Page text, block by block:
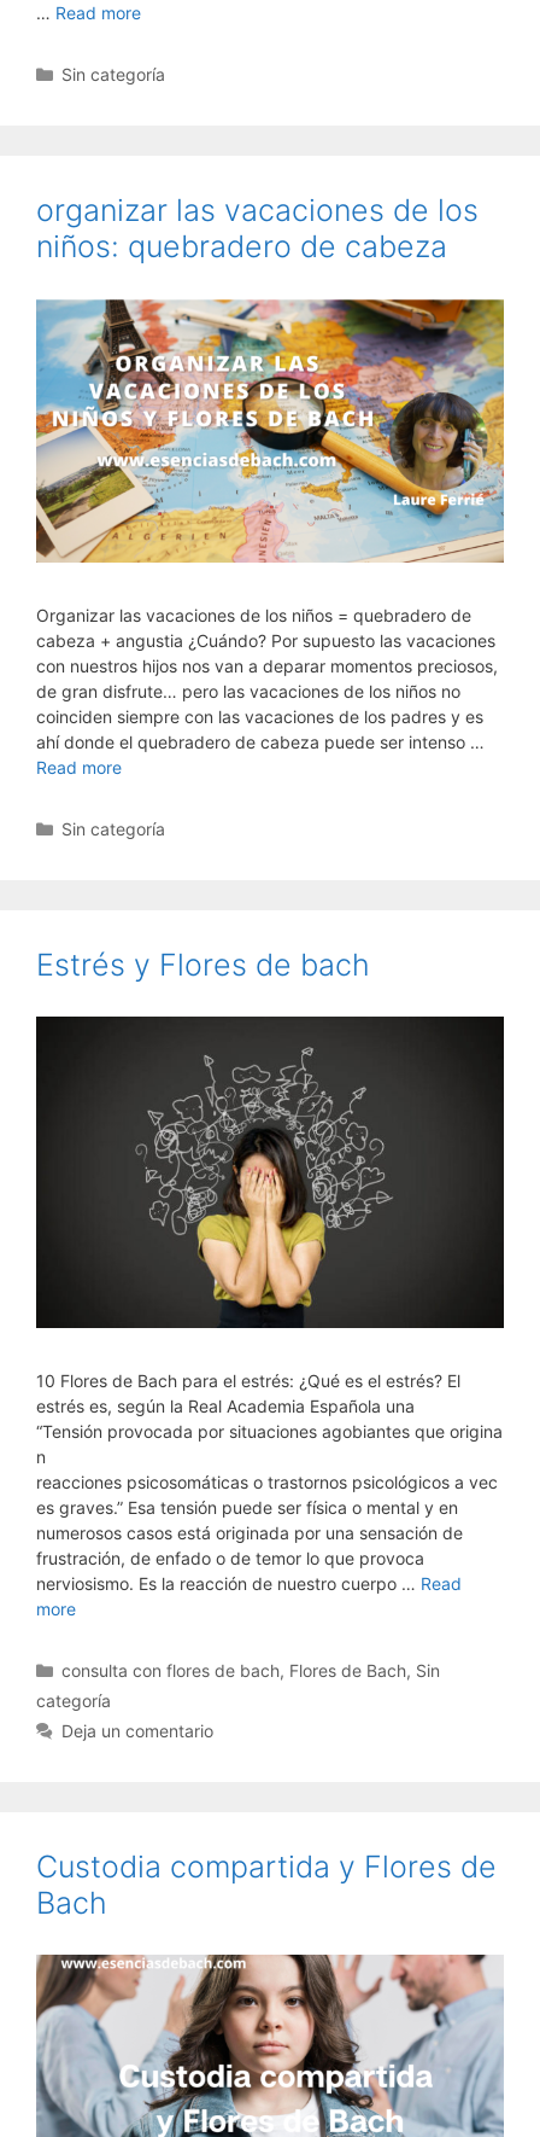
… Read more
Categorías
Sin categoría
organizar las vacaciones de los
niños: quebradero de cabeza
Organizar las vacaciones de los niños = quebradero de
cabeza + angustia ¿Cuándo? Por supuesto las vacaciones
con nuestros hijos nos van a deparar momentos preciosos,
de gran disfrute… pero las vacaciones de los niños no
coinciden siempre con las vacaciones de los padres y es
ahí donde el quebradero de cabeza puede ser intenso …
Read more
Categorías
Sin categoría
Estrés y Flores de bach
10 Flores de Bach para el estrés: ¿Qué es el estrés? El
estrés es, según la Real Academia Española una
“Tensión provocada por situaciones agobiantes que origina
n
reacciones psicosomáticas o trastornos psicológicos a vec
es graves.” Esa tensión puede ser física o mental y en
numerosos casos está originada por una sensación de
frustración, de enfado o de temor lo que provoca
nerviosismo. Es la reacción de nuestro cuerpo … Read
more
Categorías
consulta con flores de bach, Flores de Bach, Sin
categoría
Deja un comentario
Custodia compartida y Flores de
Bach